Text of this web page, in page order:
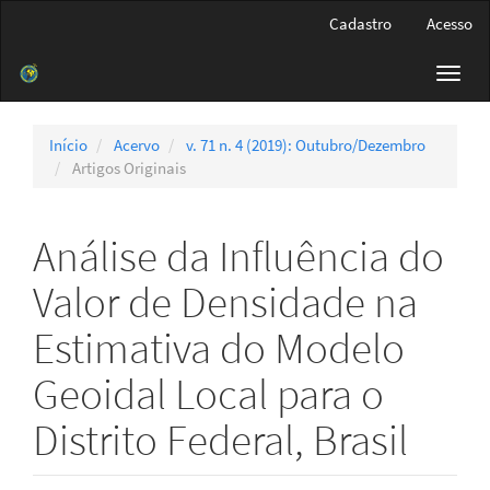
Barra
Cadastro Acesso
Início Acervo
v. 71 n. 4 (2019): Outubro/Dezembro
Artigos Originais
Análise da Influência do
Valor de Densidade na
Estimativa do Modelo
Geoidal Local para o
Distrito Federal, Brasil